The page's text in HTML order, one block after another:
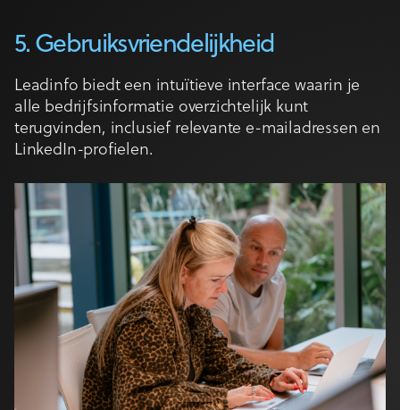
5. Gebruiksvriendelijkheid
Leadinfo biedt een intuïtieve interface waarin je
alle bedrijfsinformatie overzichtelijk kunt
terugvinden, inclusief relevante e-mailadressen en
LinkedIn-profielen.